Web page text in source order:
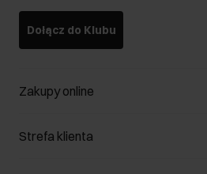
Dołącz do Klubu
Zakupy online
Zarządzaj cookies
Strefa klienta